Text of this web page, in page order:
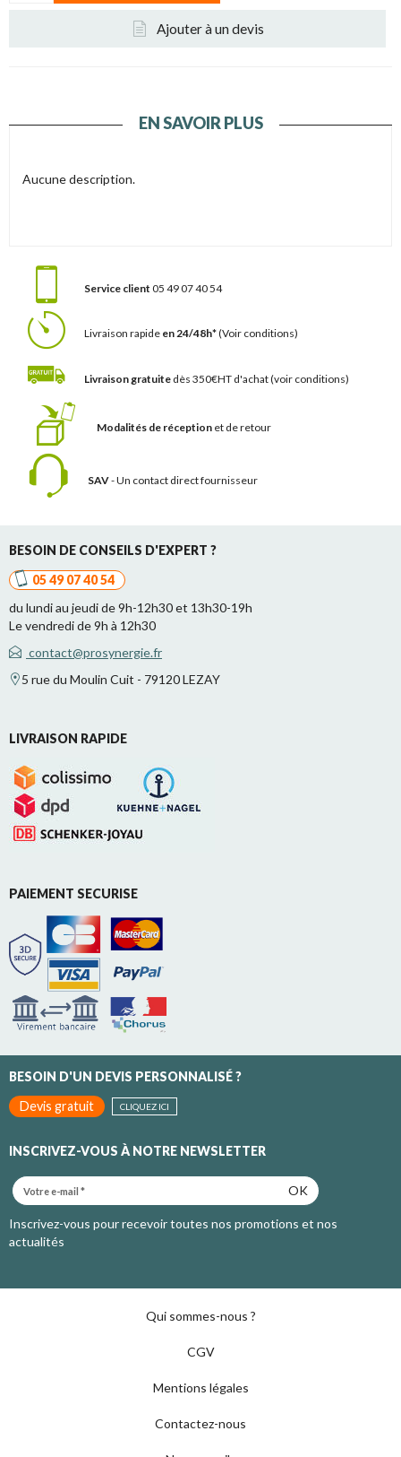
Ajouter à un devis
EN SAVOIR PLUS
Aucune description.
Service client 05 49 07 40 54
Livraison rapide en 24/48h*(Voir conditions)
Livraison gratuite dès 350€HT d'achat(voir conditions)
Modalités de réception et de retour
SAV- Un contact direct fournisseur
BESOIN DE CONSEILS D'EXPERT ?
05 49 07 40 54
du lundi au jeudi de 9h-12h30 et 13h30-19h
Le vendredi de 9h à 12h30
contact@prosynergie.fr
5 rue du Moulin Cuit - 79120 LEZAY
LIVRAISON RAPIDE
PAIEMENT SECURISE
BESOIN D'UN DEVIS PERSONNALISÉ ?
Devis gratuit
CLIQUEZ ICI
INSCRIVEZ-VOUS À NOTRE NEWSLETTER
OK
Inscrivez-vous pour recevoir toutes nos promotions et nos
actualités
Qui sommes-nous ?
CGV
Mentions légales
Contactez-nous